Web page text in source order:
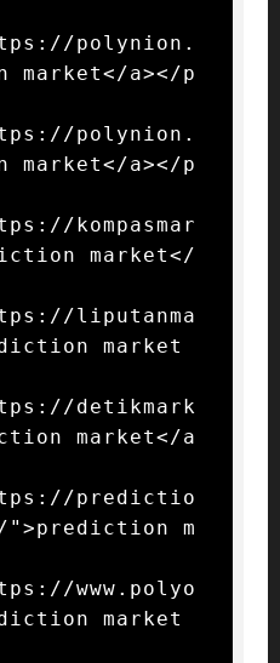
polynion.
a></p
polynion.
market</a></p
kompasmar
market</
liputanma
market
detikmark
market</a
predictio
">prediction m
www.polyo
market